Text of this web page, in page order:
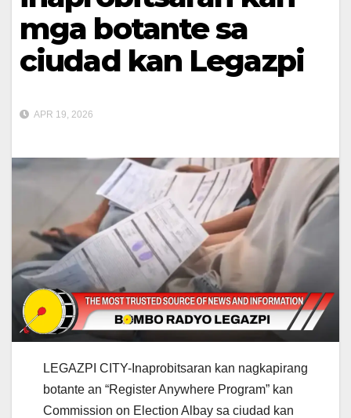
mga botante sa
ciudad kan Legazpi
APR 19, 2026
LEGAZPI CITY-Inaprobitsaran kan nagkapirang
botante an “Register Anywhere Program” kan
Commission on Election Albay sa ciudad kan